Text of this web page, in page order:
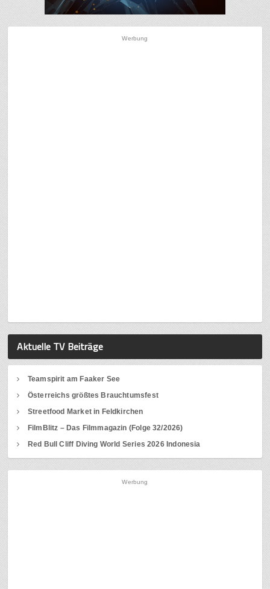
Werbung
Aktuelle TV Beiträge
Teamspirit am Faaker See
Österreichs größtes Brauchtumsfest
Streetfood Market in Feldkirchen
FilmBlitz – Das Filmmagazin (Folge 32/2026)
Red Bull Cliff Diving World Series 2026 Indonesia
Werbung